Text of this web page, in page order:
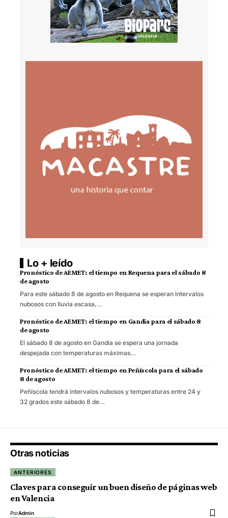
Lo + leído
Pronóstico de AEMET: el tiempo en Requena para el sábado 8
de agosto
Para este sábado 8 de agosto en Requena se esperan intervalos
nubosos con lluvia escasa,…
Pronóstico de AEMET: el tiempo en Gandia para el sábado 8
de agosto
El sábado 8 de agosto en Gandia se espera una jornada
despejada con temperaturas máximas…
Pronóstico de AEMET: el tiempo en Peñíscola para el sábado
8 de agosto
Peñíscola tendrá intervalos nubosos y temperaturas entre 24 y
32 grados este sábado 8 de…
Otras noticias
ANTERIORES
Claves para conseguir un buen diseño de páginas web
en Valencia
PorAdmin